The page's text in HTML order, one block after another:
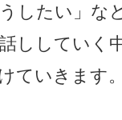
したい」な
ししていく
ていきます